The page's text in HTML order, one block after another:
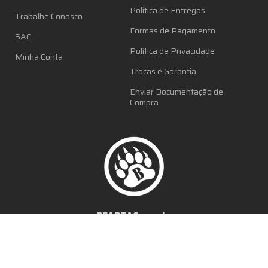
Trabalhe Conosco
SAC
Minha Conta
Política de Entregas
Formas de Pagamento
Política de Privacidade
Trocas e Garantia
Enviar Documentação de
Compra
BEARTAC.com.br